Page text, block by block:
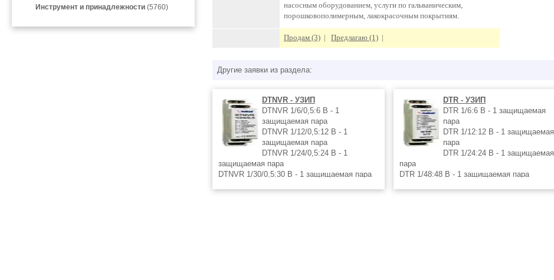
Инструмент и принадлежности (5760)
насосным оборудованием, услуги по гальваническим,
порошковополимерным, лакокрасочным покрытиям.
Продам (3) | Предлагаю (1) |
Другие заявки из раздела:
DTNVR - УЗИП
DTNVR 1/6/0,5:6 В - 1
защищаемая пара
DTNVR 1/12/0,5:12 В - 1
защищаемая пара
DTNVR 1/24/0,5:24 В - 1
защищаемая пара
DTNVR 1/30/0,5:30 В - 1 защищаемая пара
DTR - УЗИП
DTR 1/6:6 В - 1 защищаемая
пара
DTR 1/12:12 В - 1 защищаемая
пара
DTR 1/24:24 В - 1 защищаемая
пара
DTR 1/48:48 В - 1 защищаемая пара